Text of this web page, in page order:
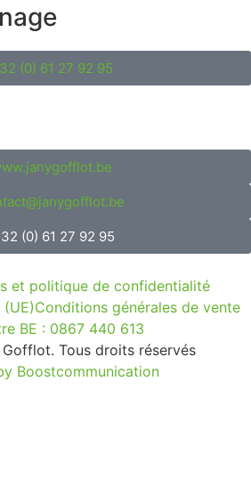
(0) 61 27 92 95
(0) 61 27 92 95
et politique de confidentialité
Conditions générales de vente
BE : 0867 440 613
Tous droits réservés
Boostcommunication